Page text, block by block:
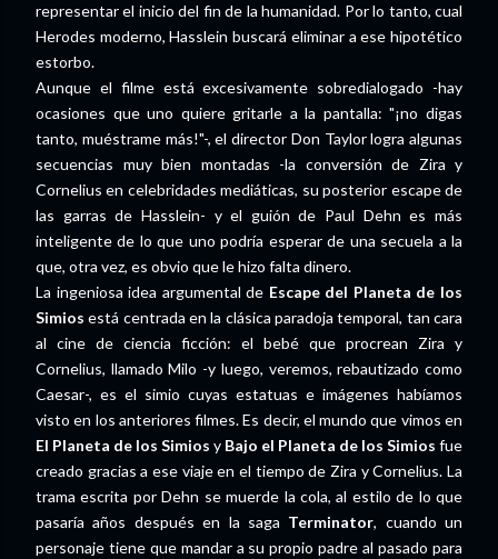
representar el inicio del fin de la humanidad. Por lo tanto, cual
Herodes moderno, Hasslein buscará eliminar a ese hipotético
estorbo.
Aunque el filme está excesivamente sobredialogado -hay
ocasiones que uno quiere gritarle a la pantalla: "¡no digas
tanto, muéstrame más!"-, el director Don Taylor logra algunas
secuencias muy bien montadas -la conversión de Zira y
Cornelius en celebridades mediáticas, su posterior escape de
las garras de Hasslein- y el guión de Paul Dehn es más
inteligente de lo que uno podría esperar de una secuela a la
que, otra vez, es obvio que le hizo falta dinero.
La ingeniosa idea argumental de Escape del Planeta de los
Simios está centrada en la clásica paradoja temporal, tan cara
al cine de ciencia ficción: el bebé que procrean Zira y
Cornelius, llamado Milo -y luego, veremos, rebautizado como
Caesar-, es el simio cuyas estatuas e imágenes habíamos
visto en los anteriores filmes. Es decir, el mundo que vimos en
El Planeta de los Simios y Bajo el Planeta de los Simios fue
creado gracias a ese viaje en el tiempo de Zira y Cornelius. La
trama escrita por Dehn se muerde la cola, al estilo de lo que
pasaría años después en la saga Terminator, cuando un
personaje tiene que mandar a su propio padre al pasado para